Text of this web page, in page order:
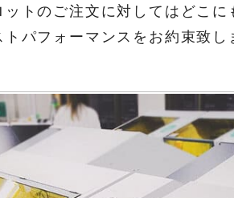
ットのご注文に対してはどこに
トパフォーマンスをお約束致し